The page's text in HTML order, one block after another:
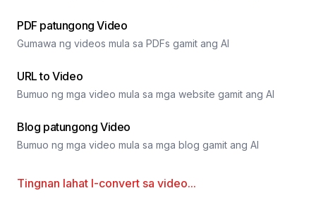
PDF patungong Video
Gumawa ng videos mula sa PDFs gamit ang AI
URL to Video
Bumuo ng mga video mula sa mga website gamit ang AI
Blog patungong Video
Bumuo ng mga video mula sa mga blog gamit ang AI
Tingnan lahat I-convert sa video...